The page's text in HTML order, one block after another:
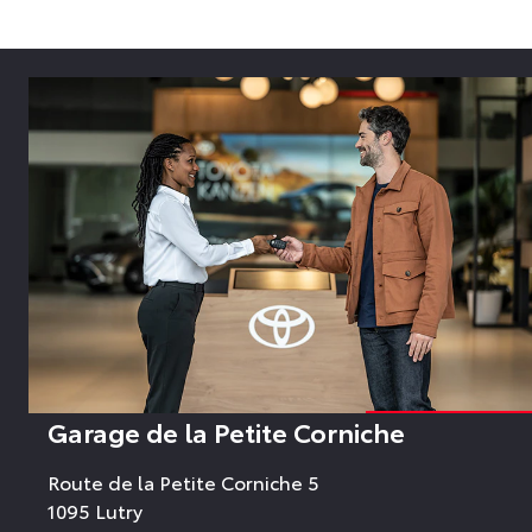
Garage de la Petite Corniche
Route de la Petite Corniche 5
1095 Lutry